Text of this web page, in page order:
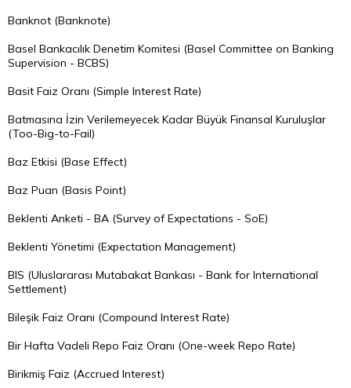
Banknot (Banknote)
Basel Bankacılık Denetim Komitesi (Basel Committee on Banking
Supervision - BCBS)
Basit Faiz Oranı (Simple Interest Rate)
Batmasına İzin Verilemeyecek Kadar Büyük Finansal Kuruluşlar
(Too-Big-to-Fail)
Baz Etkisi (Base Effect)
Baz Puan (Basis Point)
Beklenti Anketi - BA (Survey of Expectations - SoE)
Beklenti Yönetimi (Expectation Management)
BIS (Uluslararası Mutabakat Bankası - Bank for International
Settlement)
Bileşik Faiz Oranı (Compound Interest Rate)
Bir Hafta Vadeli Repo Faiz Oranı (One-week Repo Rate)
Birikmiş Faiz (Accrued Interest)